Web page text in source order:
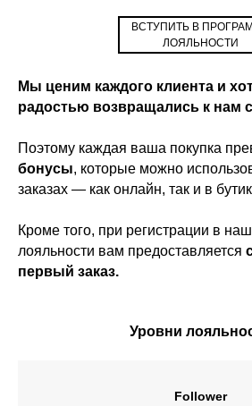
ВСТУПИТЬ В
ЛОЯЛЬНОСТИ
Мы ценим каждого клиента и
радостью возвращались к нам
Поэтому каждая ваша покупка
бонусы, которые можно
заказах — как онлайн, так и в
Кроме того, при регистрации в
лояльности вам предоставляется
первый заказ.
Уровни
Follower